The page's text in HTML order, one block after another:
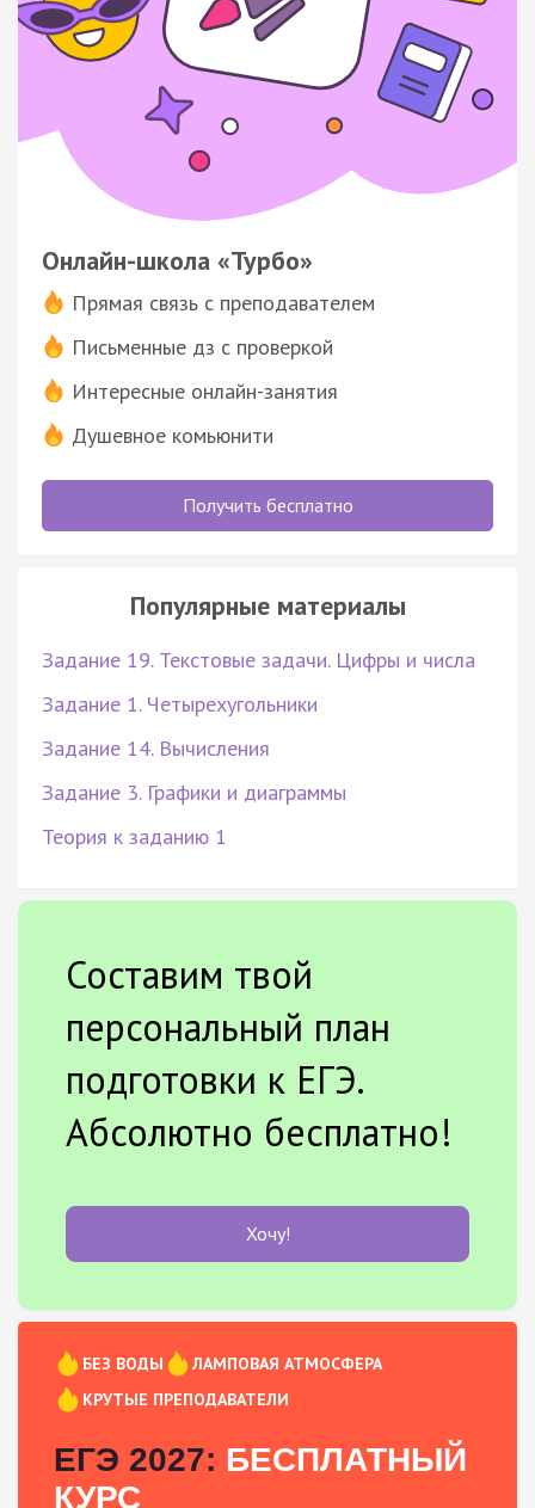
Онлайн-школа «Турбо»
Прямая связь с преподавателем
Письменные дз с проверкой
Интересные онлайн-занятия
Душевное комьюнити
Получить бесплатно
Популярные материалы
Задание 19. Текстовые задачи. Цифры и числа
Задание 1. Четырехугольники
Задание 14. Вычисления
Задание 3. Графики и диаграммы
Теория к заданию 1
Составим твой
персональный план
подготовки к ЕГЭ.
Абсолютно бесплатно!
Хочу!
БЕЗ ВОДЫ
ЛАМПОВАЯ АТМОСФЕРА
КРУТЫЕ ПРЕПОДАВАТЕЛИ
ЕГЭ 2027: БЕСПЛАТНЫЙ
КУРС